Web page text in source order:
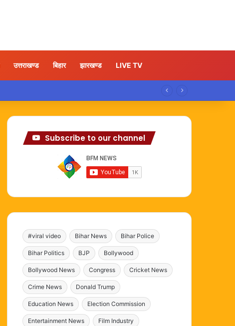
उत्तराखण्ड बिहार झारखण्ड LIVE TV
Subscribe to our channel
#viral video Bihar News Bihar Police
Bihar Politics BJP Bollywood
Bollywood News Congress Cricket News
Crime News Donald Trump
Education News Election Commission
Entertainment News Film Industry